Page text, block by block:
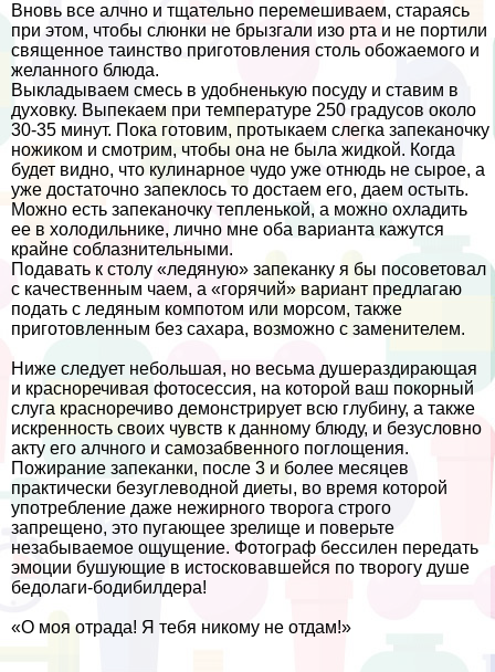
Вновь все алчно и тщательно перемешиваем, стараясь
при этом, чтобы слюнки не брызгали изо рта и не портили
священное таинство приготовления столь обожаемого и
желанного блюда.
Выкладываем смесь в удобненькую посуду и ставим в
духовку. Выпекаем при температуре 250 градусов около
30-35 минут. Пока готовим, протыкаем слегка запеканочку
ножиком и смотрим, чтобы она не была жидкой. Когда
будет видно, что кулинарное чудо уже отнюдь не сырое, а
уже достаточно запеклось то достаем его, даем остыть.
Можно есть запеканочку тепленькой, а можно охладить
ее в холодильнике, лично мне оба варианта кажутся
крайне coблaзнительными.
Подавать к столу «ледяную» запеканку я бы посоветовал
с качественным чаем, а «горячий» вариант предлагаю
подать с ледяным компотом или морсом, также
приготовленным без сахара, возможно с заменителем.
Ниже следует небольшая, но весьма душераздирающая
и красноречивая фотосессия, на которой ваш покорный
слуга красноречиво демонстрирует всю глубину, а также
искренность своих чувств к данному блюду, и безусловно
акту его алчного и самозабвенного поглощения.
Пожирание запеканки, после 3 и более месяцев
пpaктически безуглеводной диеты, во время которой
употрeбление даже нежирного творога строго
запрещено, это пугающее зрелище и поверьте
незабываемое ощущение. Фотограф бессилен передать
эмоции бушующие в истосковавшейся по творогу душе
бедолаги-бодибилдера!
«О моя отрада! Я тебя никому не отдам!»